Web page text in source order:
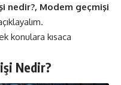
nedir?, Modem geçmişi
konulara kısaca
Nedir?